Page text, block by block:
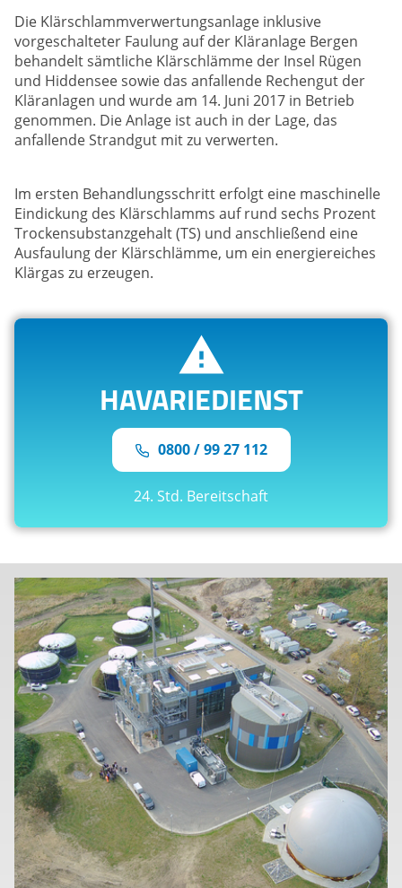
Die Klärschlammverwertungsanlage inklusive
vorgeschalteter Faulung auf der Kläranlage Bergen
behandelt sämtliche Klärschlämme der Insel Rügen
und Hiddensee sowie das anfallende Rechengut der
Kläranlagen und wurde am 14. Juni 2017 in Betrieb
genommen. Die Anlage ist auch in der Lage, das
anfallende Strandgut mit zu verwerten.
Im ersten Behandlungsschritt erfolgt eine maschinelle
Eindickung des Klärschlamms auf rund sechs Prozent
Trockensubstanzgehalt (TS) und anschließend eine
Ausfaulung der Klärschlämme, um ein energiereiches
Klärgas zu erzeugen.
HAVARIEDIENST
0800 / 99 27 112
24. Std. Bereitschaft